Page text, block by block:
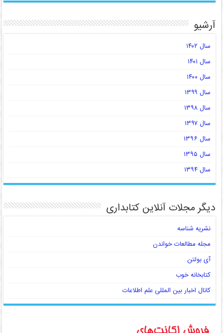
آرشیو
سال ۱۴۰۲
سال ۱۴۰۱
سال ۱۴۰۰
سال ۱۳۹۹
سال ۱۳۹۸
سال ۱۳۹۷
سال ۱۳۹۶
سال ۱۳۹۵
سال ۱۳۹۴
دیگر مجلات آنلاین کتابداری
نشریه شناسه
مجله مطالعات خواندن
آی بولتن
کتابخانه خوب
کانال اخبار بین المللی علم اطلاعات